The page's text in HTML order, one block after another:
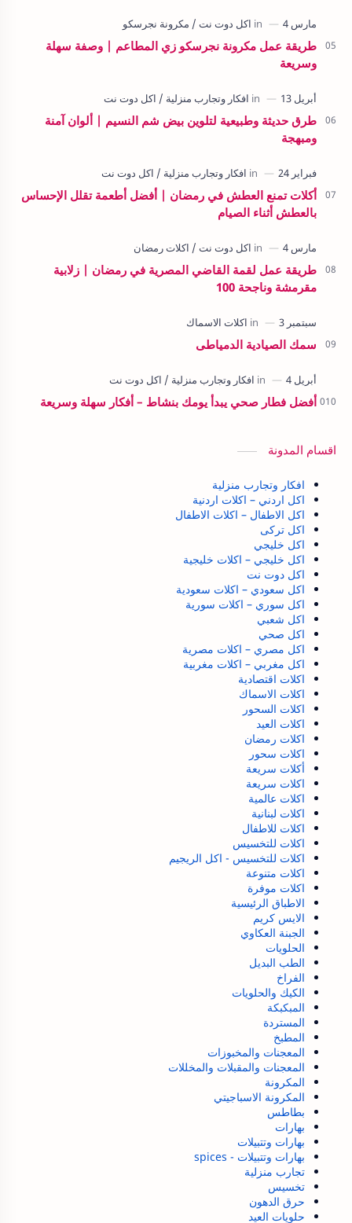
طريقة عمل مكرونة نجرسكو زي المطاعم | وصفة سهلة
وسريعة
طرق حديثة وطبيعية لتلوين بيض شم النسيم | ألوان آمنة
ومبهجة
أكلات تمنع العطش في رمضان | أفضل أطعمة تقلل الإحساس
بالعطش أثناء الصيام
طريقة عمل لقمة القاضي المصرية في رمضان | زلابية
مقرمشة وناجحة 100
سمك الصيادية الدمياطى
أفضل فطار صحي يبدأ يومك بنشاط – أفكار سهلة وسريعة
اقسام المدونة
افكار وتجارب منزلية
اكل اردني – اكلات اردنية
اكل الاطفال – اكلات الاطفال
اكل تركى
اكل خليجي
اكل خليجي – اكلات خليجية
اكل دوت نت
اكل سعودي – اكلات سعودية
اكل سوري – اكلات سورية
اكل شعبي
اكل صحي
اكل مصري – اكلات مصرية
اكل مغربي – اكلات مغربية
اكلات اقتصادية
اكلات الاسماك
اكلات السحور
اكلات العيد
اكلات رمضان
اكلات سحور
أكلات سريعة
اكلات سريعة
اكلات عالمية
اكلات لبنانية
اكلات للاطفال
اكلات للتخسيس
اكلات للتخسيس - اكل الريجيم
اكلات متنوعة
اكلات موفرة
الاطباق الرئيسية
الايس كريم
الجبنة العكاوي
الحلويات
الطب البديل
الفراخ
الكيك والحلويات
المبكبكة
المستردة
المطبخ
المعجنات والمخبوزات
المعجنات والمقبلات والمخللات
المكرونة
المكرونة الاسباجيتي
بطاطس
بهارات
بهارات وتتبيلات
بهارات وتتبيلات - spices
تجارب منزلية
تخسيس
حرق الدهون
حلويات العيد